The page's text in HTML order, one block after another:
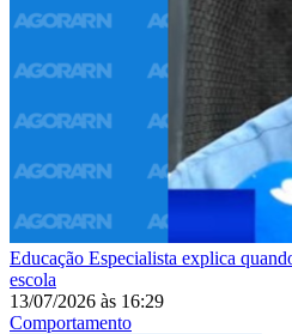
Educação Especialista explica
escola
13/07/2026 às 16:29
Comportamento